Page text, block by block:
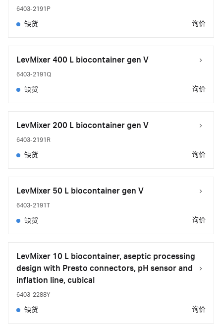
6403-2191P
缺货 询价
LevMixer 400 L biocontainer gen V
6403-2191Q
缺货 询价
LevMixer 200 L biocontainer gen V
6403-2191R
缺货 询价
LevMixer 50 L biocontainer gen V
6403-2191T
缺货 询价
LevMixer 10 L biocontainer, aseptic processing
design with Presto connectors, pH sensor and
inflation line, cubical
6403-2288Y
缺货 询价